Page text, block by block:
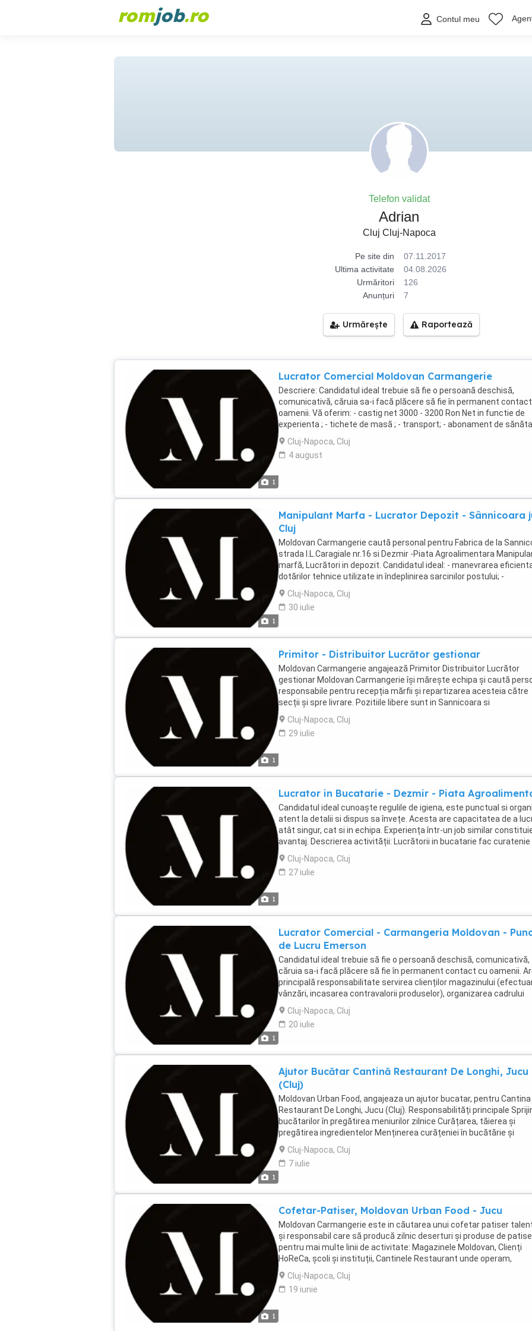
romjob.ro Contul meu
Telefon validat
Adrian
Cluj Cluj-Napoca
Pe site din
07.11.2017
Ultima activitate
04.08.2026
Urmăritori
126
Anunțuri
7
Urmărește Raportează
1
Lucrator Comercial Moldovan Carmangerie
Descriere: Candidatul ideal trebuie să fie o persoană deschisă,
comunicativă, căruia sa-i facă plăcere să fie în permanent
oamenii. Vă oferim: - castig net 3000 - 3200 Ron Net in functie de
experienta ; - tichete de masă ; - transport; - abonament de
reteaua Regina Maria; - pachete cadou și bonusuri de performanță;
training pentru angajații noi; - posibilități de avansare; Doar aplicând
acest job poți deveni unul dintre colegii noștri in unul dintre cele 30
Cluj-Napoca, Cluj
4 august
1
Manipulant Marfa - Lucrator Depozit - Sânnicoara
Cluj
Moldovan Carmangerie caută personal pentru Fabrica de la
strada I.L.Caragiale nr.16 si Dezmir -Piata Agroalimentara
marfă, Lucrători in depozit. Candidatul ideal: - manevrarea
dotărilor tehnice utilizate in îndeplinirea sarcinilor postului; -
disponibilitatea pentru munca fizica, dinamica; - disponibilitate la
program in schimburi - învățare activă, spirit organizatoric,
punctualitate, receptivitate; - cunoștințe utilizare scaner; Ce
Cluj-Napoca, Cluj
30 iulie
1
Primitor - Distribuitor Lucrător gestionar
Moldovan Carmangerie angajează Primitor Distribuitor Lucrător
gestionar Moldovan Carmangerie își mărește echipa și caută
responsabile pentru recepția mărfii și repartizarea acesteia către
secții și spre livrare. Pozitiile libere sunt in Sannicoara si
Dezmir.Programul de lucru se desfasoara in 2 schimburi (6-14, )
Responsabilități Recepționarea mărfii conform documentelor
facturi, NIR) Verificare cantitativă și calitativă Înregistrarea
depozit constituie avantaj Seriozitate, atenție la detalii, organizare
Capacitate de lucru în echipă Oferim Salariu motivant Tichete de
Decont pe mijloacele de transport in comun Abonament medical
retea de Sanatate privata
Cluj-Napoca, Cluj
29 iulie
1
Lucrator in Bucatarie - Dezmir - Piata
Candidatul ideal cunoaște regulile de igiena, este punctual si
atent la detalii si dispus sa învețe. Acesta are capacitatea de a
atât singur, cat si in echipa. Experiența într-un job similar
avantaj. Descrierea activității: Lucrătorii in bucatarie fac curatenie
bucatarie, spala vasele, pregatesc ingredientele si executa alte
pentru a ajuta bucatarii. se lucrează intr-un singur schimb Oferim:
pachet salarial in funcție de experiența tichete de masă decont
Cluj-Napoca, Cluj
27 iulie
1
Lucrator Comercial - Carmangeria Moldovan -
de Lucru Emerson
Candidatul ideal trebuie să fie o persoană deschisă, comunicativă,
căruia sa-i facă plăcere să fie în permanent contact cu oamenii.
principală responsabilitate servirea clienților magazinului
vânzări, incasarea contravalorii produselor), organizarea cadrului
general de deschidere și închidere a activității magazinului,
prezentarea produselor și serviciilor aferente vânzării, menținerea
stocurilor necesare, promovarea imaginii magazinului, precum și
sănătate in reteaua Regina Maria;
Cluj-Napoca, Cluj
20 iulie
1
Ajutor Bucătar Cantină Restaurant De Longhi, Jucu
(Cluj)
Moldovan Urban Food, angajeaza un ajutor bucatar, pentru Cantina
Restaurant De Longhi, Jucu (Cluj). Responsabilități principale
bucătarilor în pregătirea meniurilor zilnice Curățarea, tăierea și
pregătirea ingredientelor Menținerea curățeniei în bucătărie și
respectarea normelor de igienă Manipularea corectă a ustensilelor
echipamentelor Asigurarea fluxului de lucru în bucătărie în funcție
schimb Cerințe Experiență minimă în bucătărie (avantaj, dar nu
Transport asigurat de companie Abonament medical intr-o retea de
sanatate privata Posibilități de dezvoltare profesională
Cluj-Napoca, Cluj
7 iulie
1
Cofetar-Patiser, Moldovan Urban Food - Jucu
Moldovan Carmangerie este in căutarea unui cofetar patiser
și responsabil care să producă zilnic deserturi și produse de
pentru mai multe linii de activitate: Magazinele Moldovan, Clienți
HoReCa, școli și instituții, Cantinele Restaurant unde operam,
Evenimentele la care participam. Isi va desfasura activitatea la
Restaurant De Longhi Jucu, rolul presupune producție constantă,
diversificată și adaptată fiecărui tip de client. Capacitatea de
Cluj-Napoca, Cluj
19 iunie